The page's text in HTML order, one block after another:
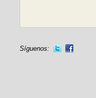
Síguenos: